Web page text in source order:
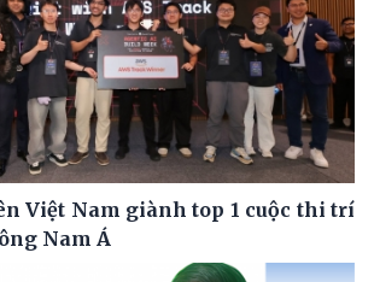
Việt Nam giành top 1 cuộc thi trí
Nam Á